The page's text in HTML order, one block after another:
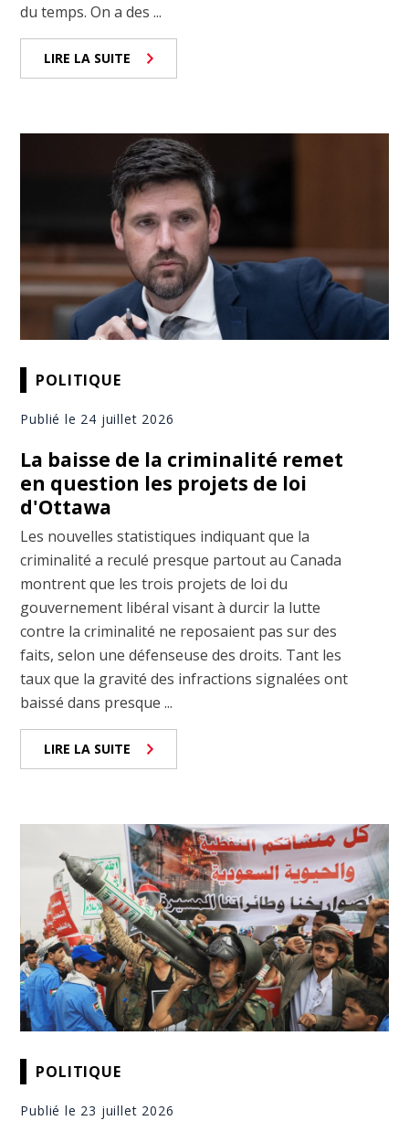
du temps. On a des ...
LIRE LA SUITE
POLITIQUE
Publié le 24 juillet 2026
La baisse de la criminalité remet
en question les projets de loi
d'Ottawa
Les nouvelles statistiques indiquant que la
criminalité a reculé presque partout au Canada
montrent que les trois projets de loi du
gouvernement libéral visant à durcir la lutte
contre la criminalité ne reposaient pas sur des
faits, selon une défenseuse des droits. Tant les
taux que la gravité des infractions signalées ont
baissé dans presque ...
LIRE LA SUITE
POLITIQUE
Publié le 23 juillet 2026